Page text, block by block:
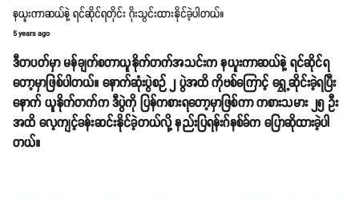
နယူးကာဆယ်နဲ့ ရင်ဆိုင်ရတိုင်း ဂိုးသွင်းထားနိုင်ခဲ့ပါတယ်။
5 years ago
ဒီတပတ်မှာ မန်ချက်စတာယူနိုက်တက်အသင်းက နယူးကာဆယ်နဲ့ ရင်ဆိုင်ရ
တော့မှာဖြစ်ပါတယ်။ နောက်ဆုံးပွဲစဉ် ၂ ပွဲအထိ ကိုဗစ်ကြောင့် ရွှေ့ဆိုင်းခဲ့ရပြီး
နောက် ယူနိုက်တက်က ဒီပွဲကို ပြန်ကစားရတော့မှာဖြစ်ကာ ကစားသမား ၂၅ ဦး
အထိ လေ့ကျင့်ခန်းဆင်းနိုင်ခဲ့တယ်လို့ နည်းပြရန်းဂ်နစ်ခ်က ပြောဆိုထားခဲ့ပါ
တယ်။